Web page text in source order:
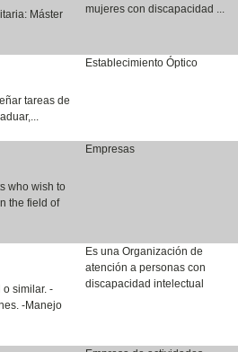
Máster
mujeres con discapacidad ...
tareas de
Establecimiento Óptico
who wish to
the field of
Empresas
similar. -
-Manejo
Es una Organización de
atención a personas con
discapacidad intelectual